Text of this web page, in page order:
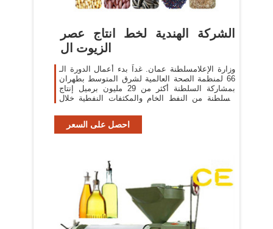
الشركة الهندية لخط انتاج عصر
الزيوت ال
وزارة الإعلامسلطنة عمان. غداً بدء أعمال الدورة الـ
66 لمنظمة الصحة العالمية لشرق المتوسط بطهران
بمشاركة السلطنة أكثر من 29 مليون برميل إنتاج
السلطنة من النفط الخام والمكثفات النفطية خلال
احصل على السعر